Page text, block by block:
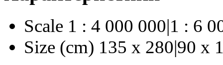
Scale 1 : 4 000 000|1 : 6
Size (cm) 135 х 280|90 х